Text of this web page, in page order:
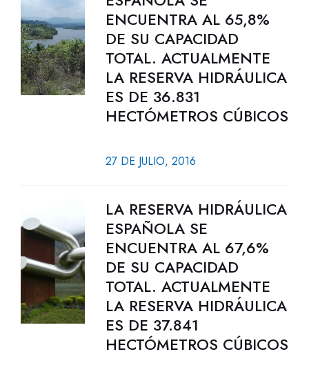
ENCUENTRA AL 65,8%
DE SU CAPACIDAD
TOTAL. ACTUALMENTE
LA RESERVA HIDRÁULICA
ES DE 36.831
HECTÓMETROS CÚBICOS
27 DE JULIO, 2016
LA RESERVA HIDRÁULICA
ESPAÑOLA SE
ENCUENTRA AL 67,6%
DE SU CAPACIDAD
TOTAL. ACTUALMENTE
LA RESERVA HIDRÁULICA
ES DE 37.841
HECTÓMETROS CÚBICOS